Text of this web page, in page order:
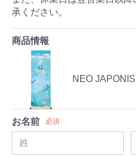
承ください。
商品情報
NEO
お名前 必須